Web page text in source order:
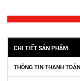
CHI TIẾT SẢN PHẨM
THÔNG TIN THANH TOÁN